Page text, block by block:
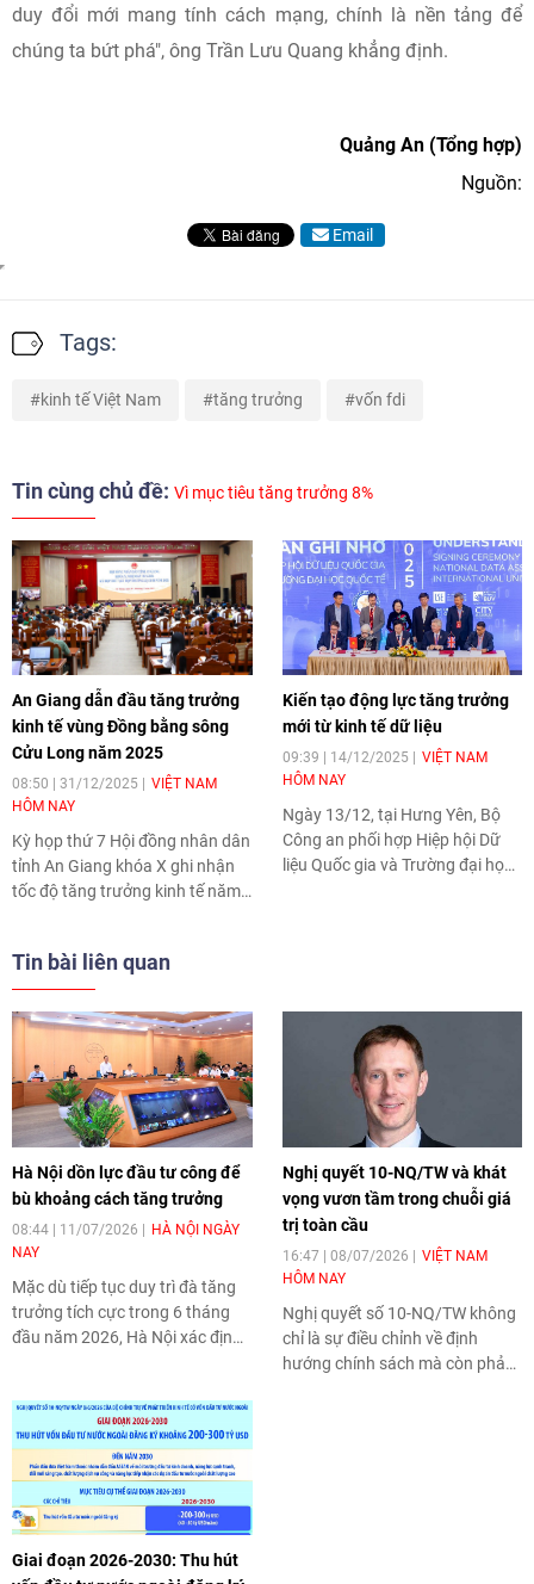
duy đổi mới mang tính cách mạng, chính là nền tảng để
chúng ta bứt phá", ông Trần Lưu Quang khẳng định.
Quảng An (Tổng hợp)
Nguồn:
Email
Tags:
kinh tế Việt Nam tăng trưởng vốn fdi
Tin cùng chủ đề: Vì mục tiêu tăng trưởng 8%
An Giang dẫn đầu tăng trưởng
kinh tế vùng Đồng bằng sông
Cửu Long năm 2025
08:50 | 31/12/2025
VIỆT NAM
HÔM NAY
Kỳ họp thứ 7 Hội đồng nhân dân
tỉnh An Giang khóa X ghi nhận
tốc độ tăng trưởng kinh tế năm
Địa phương đặt mục tiêu bứt
phá mạnh mẽ trong năm đầu
của nhiệm kỳ mới.
Kiến tạo động lực tăng trưởng
mới từ kinh tế dữ liệu
09:39 | 14/12/2025
VIỆT NAM
HÔM NAY
Ngày 13/12, tại Hưng Yên, Bộ
Công an phối hợp Hiệp hội Dữ
liệu Quốc gia và Trường đại học
Tin bài liên quan
Hà Nội dồn lực đầu tư công để
bù khoảng cách tăng trưởng
08:44 | 11/07/2026
HÀ NỘI NGÀY
NAY
Mặc dù tiếp tục duy trì đà tăng
trưởng tích cực trong 6 tháng
đầu năm 2026, Hà Nội xác định
Trong 6 tháng cuối năm, thành
phố sẽ tập trung tạo đột phá từ
đầu tư công, triển khai đồng bộ
các giải pháp nhằm thúc đẩy
tăng trưởng, hoàn thành các
mục tiêu phát triển kinh tế - xã
hội năm 2026.
Nghị quyết 10-NQ/TW và khát
vọng vươn tầm trong chuỗi giá
trị toàn cầu
16:47 | 08/07/2026
VIỆT NAM
HÔM NAY
Nghị quyết số 10-NQ/TW không
chỉ là sự điều chỉnh về định
hướng chính sách mà còn phản
Giai đoạn 2026-2030: Thu hút